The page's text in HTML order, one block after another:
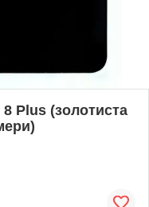
Plus (золотиста